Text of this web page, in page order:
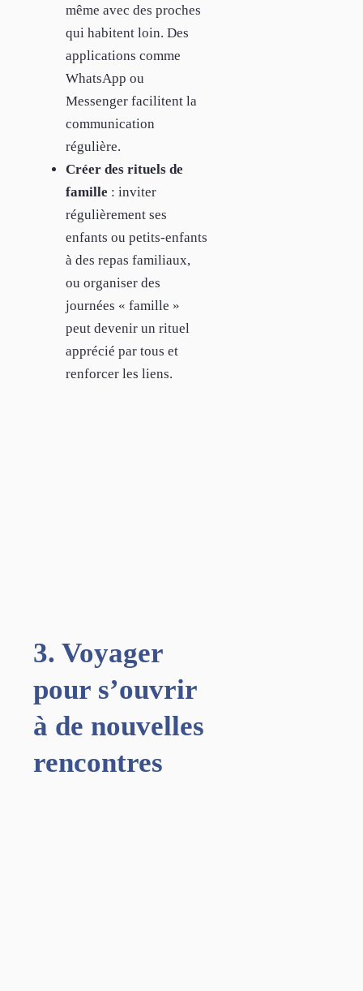
même avec des proches
qui habitent loin. Des
applications comme
WhatsApp ou
Messenger facilitent la
communication
régulière.
Créer des rituels de
famille : inviter
régulièrement ses
enfants ou petits-enfants
à des repas familiaux,
ou organiser des
journées « famille »
peut devenir un rituel
apprécié par tous et
renforcer les liens.
3. Voyager
pour s’ouvrir
à de nouvelles
rencontres